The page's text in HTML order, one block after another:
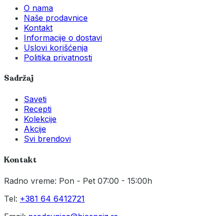
O nama
Naše prodavnice
Kontakt
Informacije o dostavi
Uslovi korišćenja
Politika privatnosti
Sadržaj
Saveti
Recepti
Kolekcije
Akcije
Svi brendovi
Kontakt
Radno vreme: Pon - Pet 07:00 - 15:00h
Tel: +381 64 6412721